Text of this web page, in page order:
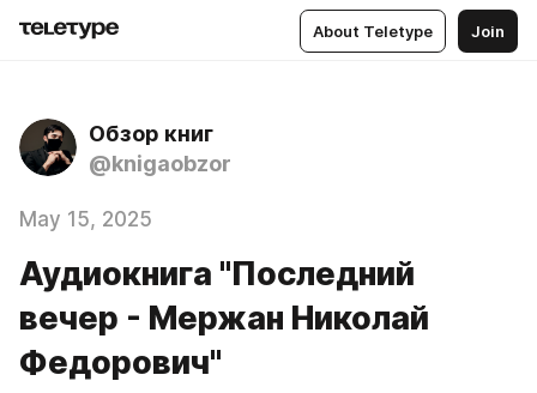
About Teletype Join
Обзор книг
@knigaobzor
May 15, 2025
Аудиокнига "Последний
вечер - Мержан Николай
Федорович"